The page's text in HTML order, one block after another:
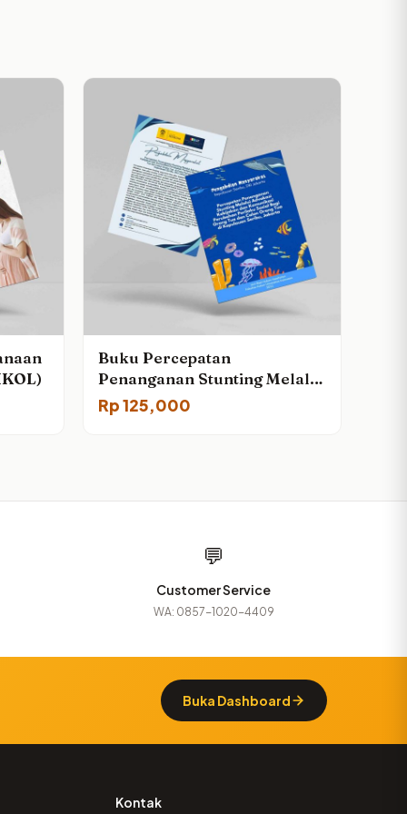
Buku Percepatan
Penanganan Stunting Melalui
Advokasi Kebijakan dan
Komunikasi Perubahan
Rp125,000
💬
Customer Service
WA: 0857-1020-4409
Buka Dashboard
Kontak